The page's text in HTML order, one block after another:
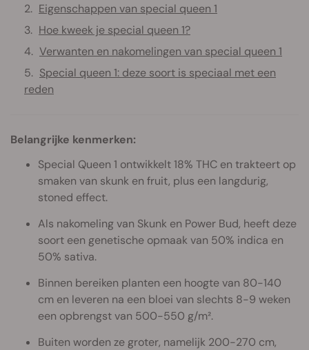
Eigenschappen van special queen 1
Hoe kweek je special queen 1?
Verwanten en nakomelingen van special queen 1
Special queen 1: deze soort is speciaal met een
reden
Belangrijke kenmerken:
Special Queen 1 ontwikkelt 18% THC en trakteert op
smaken van skunk en fruit, plus een langdurig,
stoned effect.
Als nakomeling van Skunk en Power Bud, heeft deze
soort een genetische opmaak van 50% indica en
50% sativa.
Binnen bereiken planten een hoogte van 80-140
cm en leveren na een bloei van slechts 8-9 weken
een opbrengst van 500-550 g/m².
Buiten worden ze groter, namelijk 200-270 cm,